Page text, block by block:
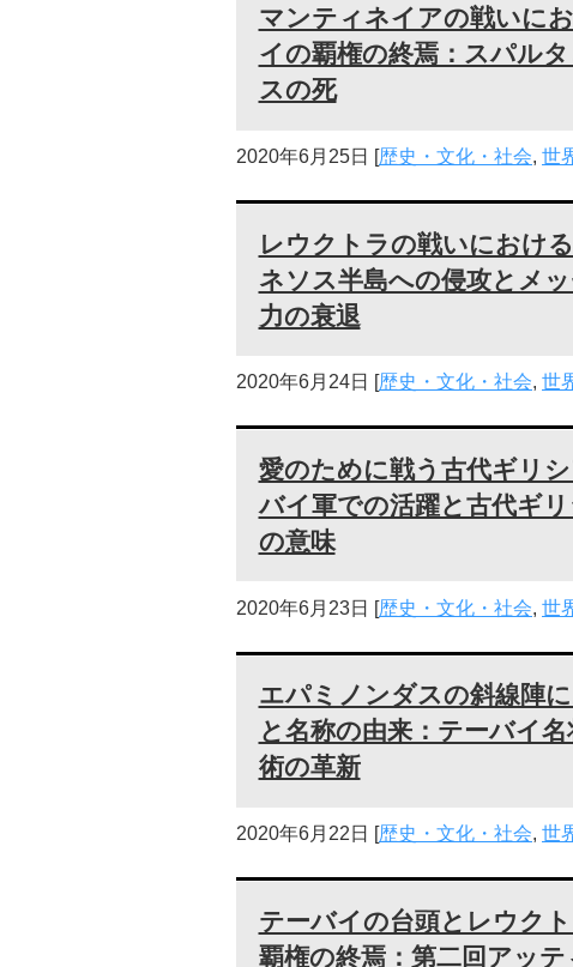
マンティネイアの戦いに
イの覇権の終焉：スパル
スの死
2020年6月25日 [歴史・文化・社会, 世
レウクトラの戦いにおけ
ネソス半島への侵攻とメ
力の衰退
2020年6月24日 [歴史・文化・社会, 世
愛のために戦う古代ギリ
バイ軍での活躍と古代ギ
の意味
2020年6月23日 [歴史・文化・社会, 世
エパミノンダスの斜線陣
と名称の由来：テーバイ
術の革新
2020年6月22日 [歴史・文化・社会, 世
テーバイの台頭とレウク
覇権の終焉：第二回アッ